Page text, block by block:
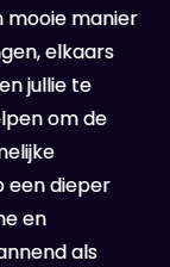
mooie manier
elkaars
jullie te
om de
een dieper
en
als